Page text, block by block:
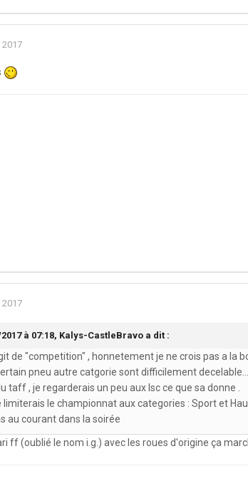
2017
2017
à 07:18, Kalys-CastleBravo a dit :
de "competition" , honnetement je ne crois pas a la
pneu autre catgorie sont difficilement decelable...
taff , je regarderais un peu aux lsc ce que sa donne .
limiterais le championnat aux categories : Sport et
au courant dans la soirée
ff (oublié le nom i.g.) avec les roues d'origine ça